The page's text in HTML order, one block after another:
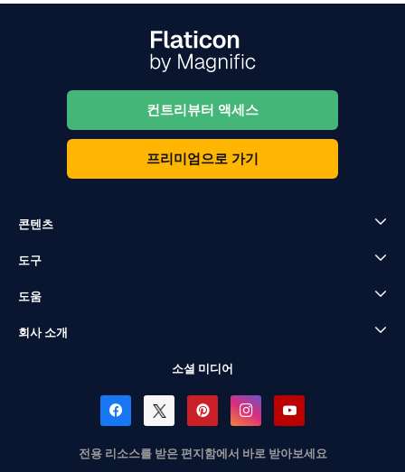
컨트리뷰터 액세스
프리미엄으로 가기
콘텐츠
도구
도움
회사 소개
소셜 미디어
전용 리소스를 받은 편지함에서 바로 받아보세요